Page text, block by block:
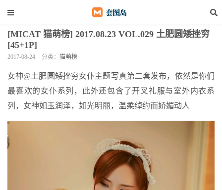
[MICAT 猫萌榜] 2017.08.23 VOL.029 土肥圆矮挫穷
[45+1P]
2017-08-24 分类： 猫萌榜
女神@土肥圆矮挫穷女仆主题写真第二套发布，依然是你们
最喜欢的女仆系列，此外还包含了开叉礼服与室外内衣系
列，女神如玉润泽，如光明丽，温柔绰约而娇媚动人